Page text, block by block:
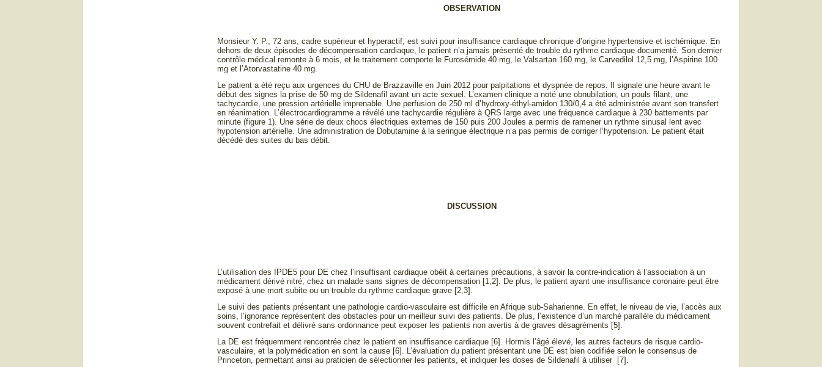
OBSERVATION
Monsieur Y. P., 72 ans, cadre supérieur et hyperactif, est suivi pour insuffisance cardiaque chronique d’origine hypertensive et ischémique. En
dehors de deux épisodes de décompensation cardiaque, le patient n’a jamais présenté de trouble du rythme cardiaque documenté. Son dernier
contrôle médical remonte à 6 mois, et le traitement comporte le Furosémide 40 mg, le Valsartan 160 mg, le Carvedilol 12,5 mg, l’Aspirine 100
mg et l’Atorvastatine 40 mg.
Le patient a été reçu aux urgences du CHU de Brazzaville en Juin 2012 pour palpitations et dyspnée de repos. Il signale une heure avant le
début des signes la prise de 50 mg de Sildenafil avant un acte sexuel. L’examen clinique a noté une obnubilation, un pouls filant, une
tachycardie, une pression artérielle imprenable. Une perfusion de 250 ml d’hydroxy-éthyl-amidon 130/0,4 a été administrée avant son transfert
en réanimation. L’électrocardiogramme a révélé une tachycardie régulière à QRS large avec une fréquence cardiaque à 230 battements par
minute (figure 1). Une série de deux chocs électriques externes de 150 puis 200 Joules a permis de ramener un rythme sinusal lent avec
hypotension artérielle. Une administration de Dobutamine à la seringue électrique n’a pas permis de corriger l’hypotension. Le patient était
décédé des suites du bas débit.
DISCUSSION
L’utilisation des IPDE5 pour DE chez l’insuffisant cardiaque obéit à certaines précautions, à savoir la contre-indication à l’association à un
médicament dérivé nitré, chez un malade sans signes de décompensation [1,2]. De plus, le patient ayant une insuffisance coronaire peut être
exposé à une mort subite ou un trouble du rythme cardiaque grave [2,3].
Le suivi des patients présentant une pathologie cardio-vasculaire est difficile en Afrique sub-Saharienne. En effet, le niveau de vie, l’accès aux
soins, l’ignorance représentent des obstacles pour un meilleur suivi des patients. De plus, l’existence d’un marché parallèle du médicament
souvent contrefait et délivré sans ordonnance peut exposer les patients non avertis à de graves désagréments [5].
La DE est fréquemment rencontrée chez le patient en insuffisance cardiaque [6]. Hormis l’âgé élevé, les autres facteurs de risque cardio-
vasculaire, et la polymédication en sont la cause [6]. L’évaluation du patient présentant une DE est bien codifiée selon le consensus de
Princeton, permettant ainsi au praticien de sélectionner les patients, et indiquer les doses de Sildenafil à utiliser [7].